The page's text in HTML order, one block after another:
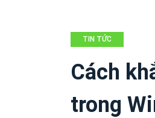
TIN TỨC
Cách
trong